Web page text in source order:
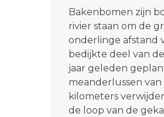
Bakenbomen zijn
rivier staan om de
onderlinge afstand
bedijkte deel van
jaar geleden
meanderlussen
kilometers
de loop van de